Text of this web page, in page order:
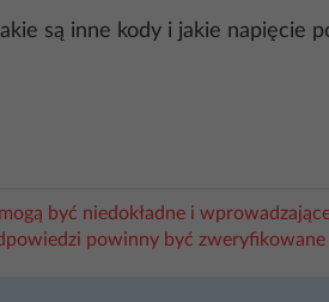
są inne kody i jakie napięcie
być niedokładne i
powinny być